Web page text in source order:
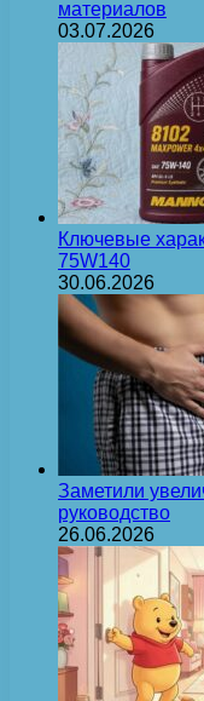
материалов
03.07.2026
Ключевые
75W140
30.06.2026
Заметили
руководство
26.06.2026